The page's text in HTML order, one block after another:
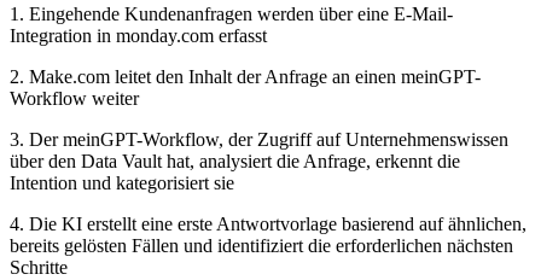
1. Eingehende Kundenanfragen werden über eine E-Mail-
Integration in monday.com erfasst
2. Make.com leitet den Inhalt der Anfrage an einen meinGPT-
Workflow weiter
3. Der meinGPT-Workflow, der Zugriff auf Unternehmenswissen
über den Data Vault hat, analysiert die Anfrage, erkennt die
Intention und kategorisiert sie
4. Die KI erstellt eine erste Antwortvorlage basierend auf ähnlichen,
bereits gelösten Fällen und identifiziert die erforderlichen nächsten
Schritte